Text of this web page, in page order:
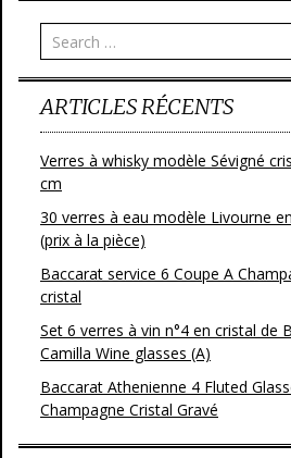
ARTICLES RÉCENTS
Verres à whisky modèle Sévigné
cm
30 verres à eau modèle Livourne
(prix à la pièce)
Baccarat service 6 Coupe A
cristal
Set 6 verres à vin n°4 en cristal de
Camilla Wine glasses (A)
Baccarat Athenienne 4 Fluted
Champagne Cristal Gravé